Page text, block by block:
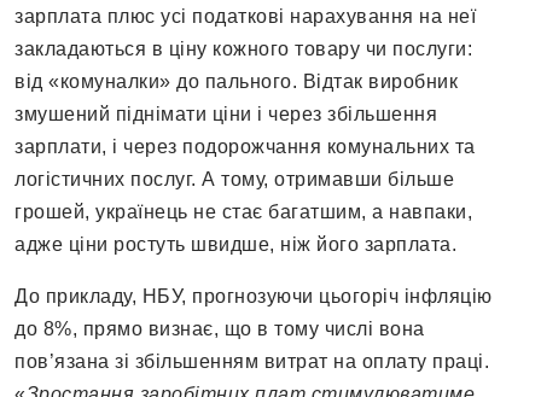
зарплата плюс усі податкові нарахування на неї
закладаються в ціну кожного товару чи послуги:
від «комуналки» до пального. Відтак виробник
змушений піднімати ціни і через збільшення
зарплати, і через подорожчання комунальних та
логістичних послуг. А тому, отримавши більше
грошей, українець не стає багатшим, а навпаки,
адже ціни ростуть швидше, ніж його зарплата.
До прикладу, НБУ, прогнозуючи цьогоріч інфляцію
до 8%, прямо визнає, що в тому числі вона
пов’язана зі збільшенням витрат на оплату праці.